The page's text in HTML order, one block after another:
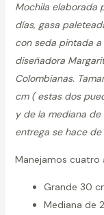
Mochila elaborada
días, gasa
con seda pintada
diseñadora
Colombianas.
cm ( estas dos
y de la mediana
entrega se hace
Manejamos cuatro
Grande 30
Mediana de